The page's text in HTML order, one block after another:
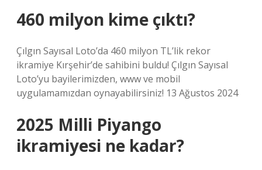
460 milyon kime çıktı?
Çılgın Sayısal Loto’da 460 milyon TL’lik rekor
ikramiye Kırşehir’de sahibini buldu! Çılgın Sayısal
Loto’yu bayilerimizden, www ve mobil
uygulamamızdan oynayabilirsiniz! 13 Ağustos 2024
2025 Milli Piyango
ikramiyesi ne kadar?